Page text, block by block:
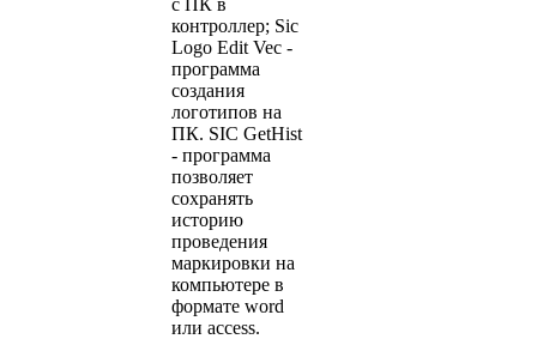
контроллер; Sic
Logo Edit Vec -
программа
создания
логотипов на
ПК. SIC GetHist
- программа
позволяет
сохранять
историю
проведения
маркировки на
компьютере в
формате word
или access.